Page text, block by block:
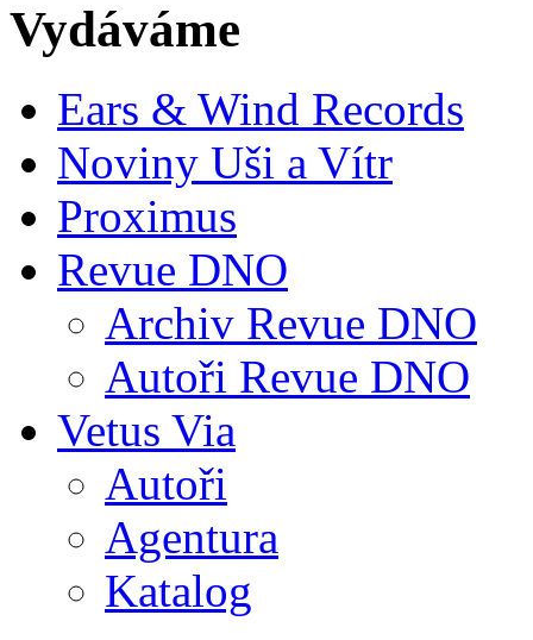
Vydáváme
Ears & Wind Records
Noviny Uši a Vítr
Proximus
Revue DNO
Archiv Revue DNO
Autoři Revue DNO
Vetus Via
Autoři
Agentura
Katalog